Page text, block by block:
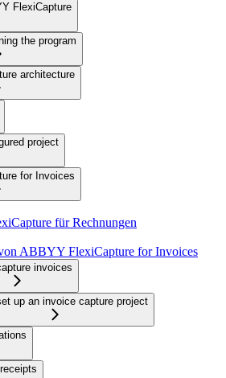
FlexiCapture
the program
architecture
project
for Invoices
für Rechnungen
ABBYY FlexiCapture for Invoices
invoices
up an invoice capture project